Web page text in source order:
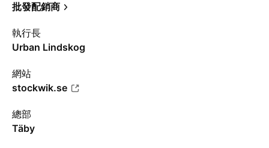
批發配銷商
執行長
Urban Lindskog
網站
stockwik.se
總部
Täby